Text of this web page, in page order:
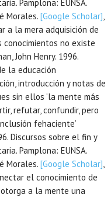
Pamplona: EUNSA.
Morales. [Google Scholar],
a la mera adquisición de
conocimientos no existe
John Henry. 1996.
la educación
introducción y notas de
sin ellos ‘la mente más
refutar, confundir, pero
fehaciente’
. Discursos sobre el fin y
Pamplona: EUNSA.
Morales. [Google Scholar],
el conocimiento de
a la mente una